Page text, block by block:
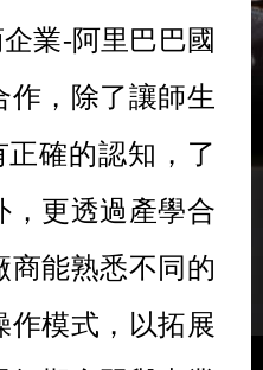
業-阿里巴巴國
作，除了讓師生
正確的認知，了
，更透過產學合
商能熟悉不同的
作模式，以拓展